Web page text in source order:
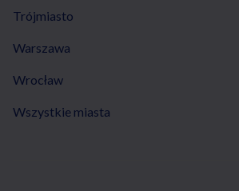
Trójmiasto
Warszawa
Wrocław
Wszystkie miasta